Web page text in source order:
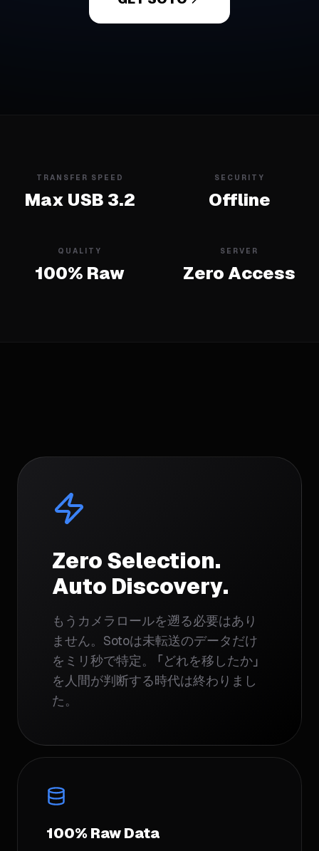
TRANSFER SPEED
Max USB 3.2
SECURITY
Offline
QUALITY
100% Raw
SERVER
Zero Access
Zero Selection.
Auto Discovery.
もうカメラロールを遡る必要はあり
ません。Sotoは未転送のデータだけ
をミリ秒で特定。 「どれを移したか」
を人間が判断する時代は終わりまし
た。
100% Raw Data